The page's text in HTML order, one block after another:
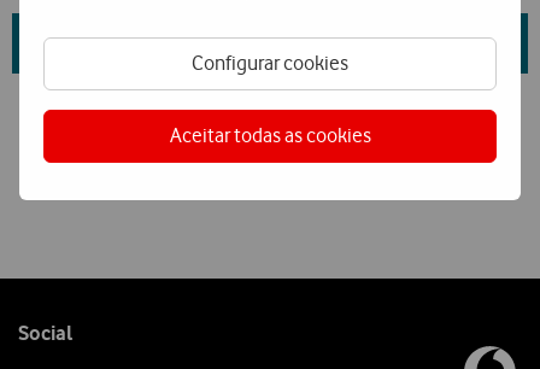
Configurar cookies
Aceitar todas as cookies
Saiba mais sobre as propriedades da marca e fornecedoraqui.
Ver condições Loja Online
Follow
Social